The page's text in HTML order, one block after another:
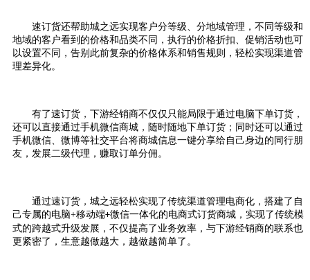
速订货还帮助城之远实现客户分等级、分地域管理，不同等级和
地域的客户看到的价格和品类不同，执行的价格折扣、促销活动也可
以设置不同，告别此前复杂的价格体系和销售规则，轻松实现渠道管
理差异化。
有了速订货，下游经销商不仅仅只能局限于通过电脑下单订货，
还可以直接通过手机微信商城，随时随地下单订货；同时还可以通过
手机微信、微博等社交平台将商城信息一键分享给自己身边的同行朋
友，发展二级代理，赚取订单分佣。
通过速订货，城之远轻松实现了传统渠道管理电商化，搭建了自
己专属的电脑+移动端+微信一体化的电商式订货商城，实现了传统模
式的跨越式升级发展，不仅提高了业务效率，与下游经销商的联系也
更紧密了，生意越做越大，越做越简单了。